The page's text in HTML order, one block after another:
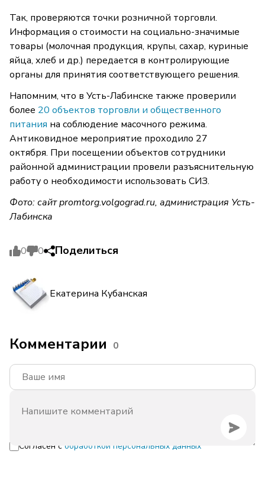
Так, проверяются точки розничной торговли.
Информация о стоимости на социально-значимые
товары (молочная продукция, крупы, сахар, куриные
яйца, хлеб и др.) передается в контролирующие
органы для принятия соответствующего решения.
Напомним, что в Усть-Лабинске также проверили
более 20 объектов торговли и общественного
питания на соблюдение масочного режима.
Антиковидное мероприятие проходило 27
октября. При посещении объектов сотрудники
районной администрации провели разъяснительную
работу о необходимости использовать СИЗ.
Фото: сайтpromtorg.volgograd.ru, администрация Усть-
Лабинска
0 0 Поделиться
Екатерина Кубанская
Комментарии 0
Согласен с обработкой персональных данных